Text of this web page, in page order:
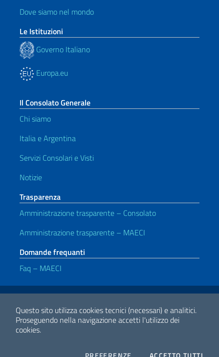
Questo sito utilizza cookies tecnici (necessari) e analitici.
Proseguendo nella navigazione accetti l'utilizzo dei
cookies.
COOKIES
Dove siamo nel mondo
Le Istituzioni
Governo Italiano
Europa.eu
Il Consolato Generale
Chi siamo
Italia e Argentina
Servizi Consolari e Visti
Notizie
Trasparenza
Amministrazione trasparente – Consolato
Amministrazione trasparente – MAECI
Domande frequanti
Faq – MAECI
Link Utili